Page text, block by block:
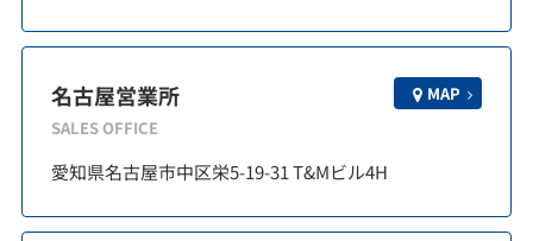
名古屋営業所
SALES OFFICE
MAP
愛知県名古屋市中区栄5-19-31 T&Mビル4H